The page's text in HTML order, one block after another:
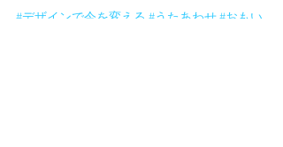
#デザインで今を変える #うたあわせ#おもい